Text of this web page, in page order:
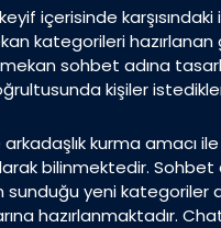
içerisinde
kategorileri
sohbet adına
kişiler
kurma amacı
bilinmektedir. Sohbet
yeni kategoriler
hazırlanmaktadır.